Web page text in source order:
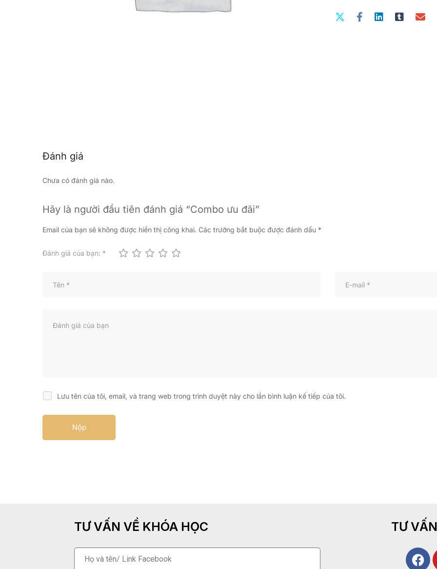
Đánh giá
Chưa có đánh giá nào.
Hãy là người đầu tiên đánh giá “Combo ưu đãi”
Email của bạn sẽ không được hiển thị công khai. Các trường bắt buộc được đánh dấu *
Đánh giá của bạn: *
Lưu tên của tôi, email, và trang web trong trình duyệt này cho lần bình luận kế tiếp của tôi.
TƯ VẤN VỀ KHÓA HỌC TƯ